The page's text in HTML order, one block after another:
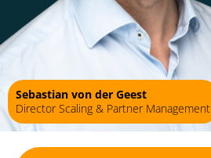
Sebastian von der Geest
Director Scaling & Partner Management